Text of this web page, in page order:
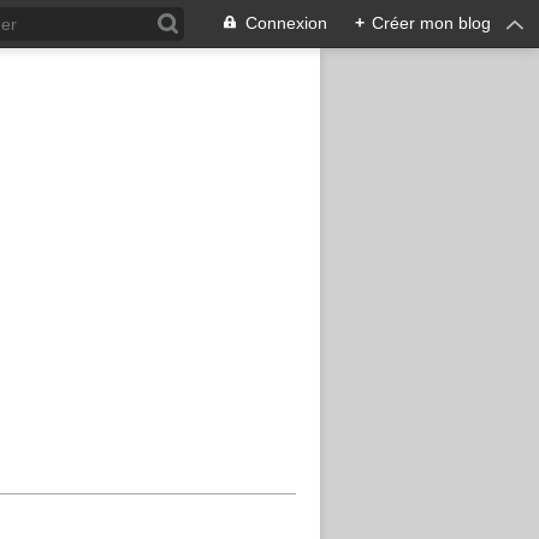
Connexion + Créer mon blog